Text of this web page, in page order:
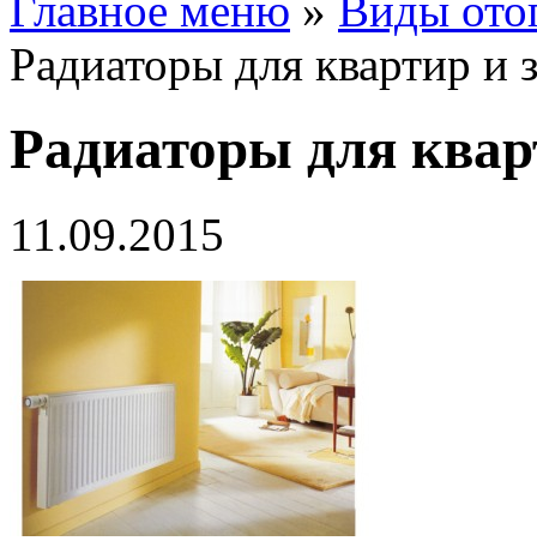
Радиаторы для квартир и
Радиаторы для
11.09.2015